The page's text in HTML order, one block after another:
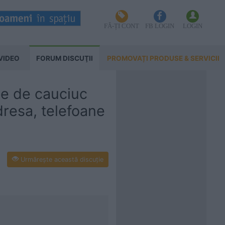
FĂ-ȚI CONT FB LOGIN LOGIN
FORUM DISCUŢII PROMOVAȚI PRODUSE & SERVICII
de cauciuc
telefoane
Urmăreşte această discuţie